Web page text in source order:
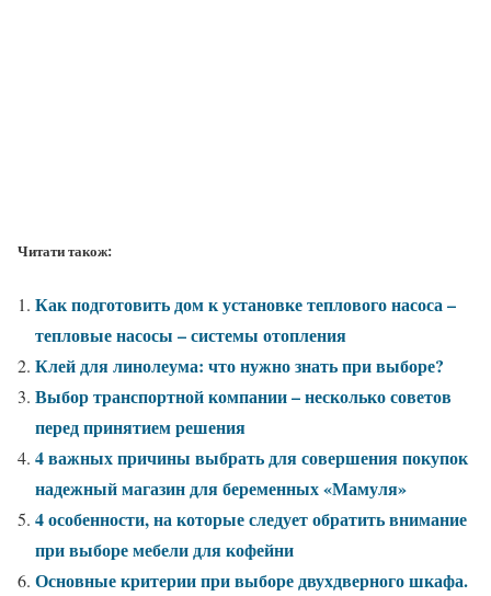
Читати також:
Как подготовить дом к установке теплового насоса –
тепловые насосы – системы отопления
Клей для линолеума: что нужно знать при выборе?
Выбор транспортной компании – несколько советов
перед принятием решения
4 важных причины выбрать для совершения покупок
надежный магазин для беременных «Мамуля»
4 особенности, на которые следует обратить внимание
при выборе мебели для кофейни
Основные критерии при выборе двухдверного шкафа.